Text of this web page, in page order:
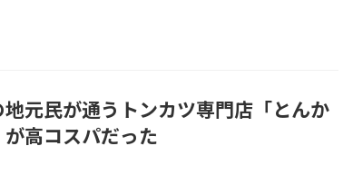
地元民が通うトンカツ専門店「とんか
が高コスパだった